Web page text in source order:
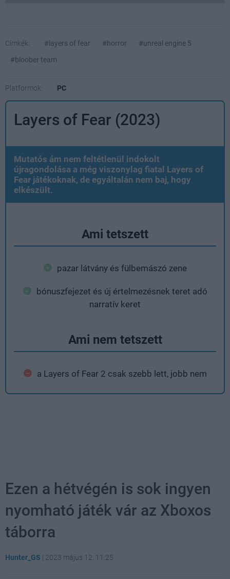
Címkék: #layers of fear #horror
#unreal engine 5
#bloober team
Platformok: PC
Layers of Fear (2023)
Mutatós ám nem feltétlenül indokolt
újragondolása a még viszonylag fiatal Layers of
Fear játékoknak, de egyáltalán nem baj, hogy
elkészült.
Ami tetszett
pazar látvány és fülbemászó zene
bónuszfejezet és új értelmezésnek teret adó
narratív keret
Ami nem tetszett
a Layers of Fear 2 csak szebb lett, jobb nem
Ezen a hétvégén is sok ingyen
nyomható játék vár az Xboxos
táborra
Hunter_GS | 2023 május 12. 11:25